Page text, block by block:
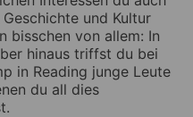
und Kultur
bisschen von allem: In
hinaus triffst du bei
in Reading junge Leute
du all dies